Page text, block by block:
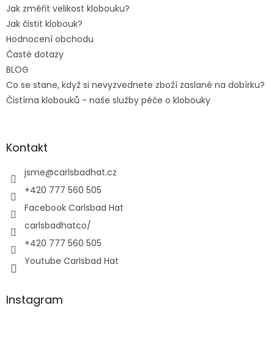
Jak změřit velikost klobouku?
Jak čistit klobouk?
Hodnocení obchodu
Časté dotazy
BLOG
Co se stane, když si nevyzvednete zboží zaslané na dobírku?
Čistírna klobouků - naše služby péče o klobouky
Kontakt
jsme@carlsbadhat.cz
+420 777 560 505
Facebook Carlsbad Hat
carlsbadhatco/
+420 777 560 505
Youtube Carlsbad Hat
Instagram